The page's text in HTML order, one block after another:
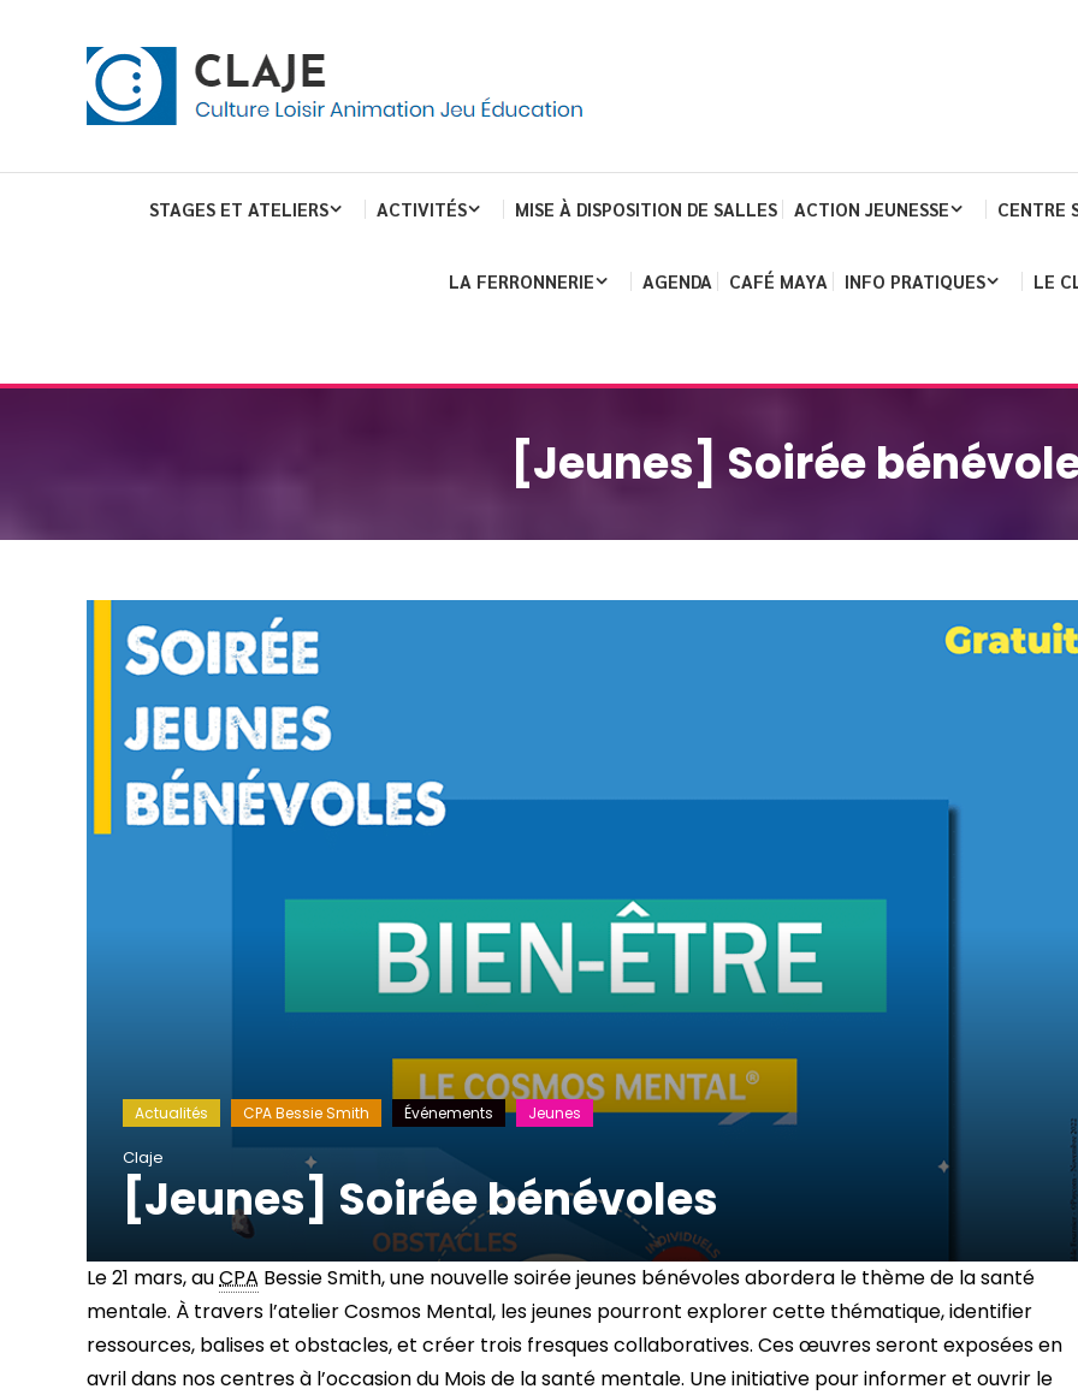
Claje
STAGES ET ATELIERS ACTIVITÉS MISE À DISPOSITION DE SALLES ACTION JEUNESSE CENTRE
LA FERRONNERIE AGENDA CAFÉ MAYA INFO PRATIQUES LE
[Jeunes] Soirée
Actualités CPA Bessie Smith Événements Jeunes
Claje
[Jeunes] Soirée bénévoles
Le 21 mars, auCPA Bessie Smith, une nouvelle soirée jeunes bénévoles abordera le thème de la santé
mentale. À travers l’atelier Cosmos Mental, les jeunes pourront explorer cette thématique, identifier
ressources, balises et obstacles, et créer trois fresques collaboratives. Ces œuvres seront exposées en
avril dans nos centres à l’occasion du Mois de la santé mentale. Une initiative pour informer et ouvrir le